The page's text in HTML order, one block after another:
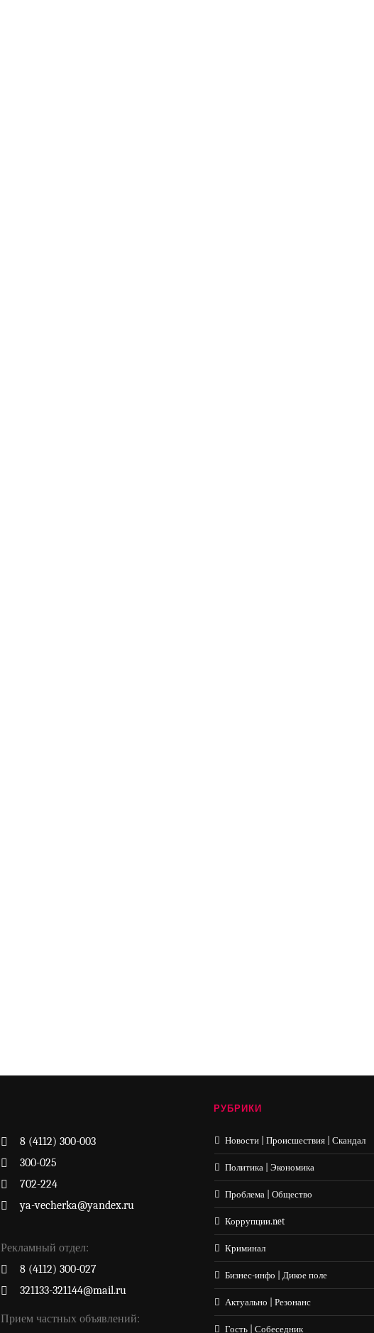
8 (4112) 300-003
300-025
702-224
ya-vecherka@yandex.ru
Рекламный отдел:
8 (4112) 300-027
321133-321144@mail.ru
Прием частных объявлений:
РУБРИКИ
Новости | Происшествия | Скандал
Политика | Экономика
Проблема | Общество
Коррупции.net
Криминал
Бизнес-инфо | Дикое поле
Актуально | Резонанс
Гость | Собеседник